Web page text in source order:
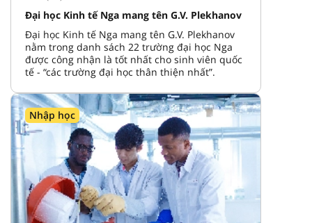
Đại học Kinh tế Nga mang tên G.V. Plekhanov
Đại học Kinh tế Nga mang tên G.V. Plekhanov
nằm trong danh sách 22 trường đại học Nga
được công nhận là tốt nhất cho sinh viên quốc
tế - “các trường đại học thân thiện nhất”.
Nhập học